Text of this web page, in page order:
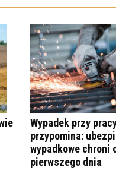
Wypadek przy
przypomina:
wypadkowe chroni
pierwszego dnia